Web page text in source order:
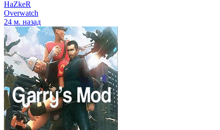
HaZkeR
Overwatch
24 м. назад